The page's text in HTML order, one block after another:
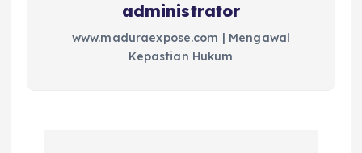
administrator
www.maduraexpose.com | Mengawal
Kepastian Hukum